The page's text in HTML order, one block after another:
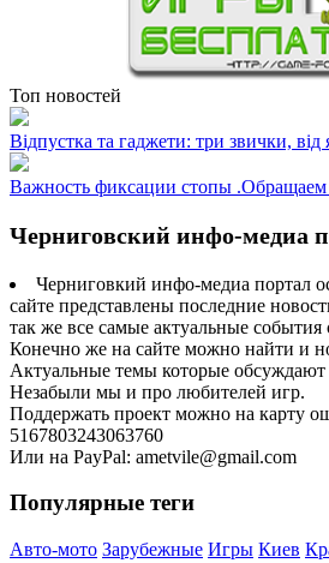
Топ новостей
Відпустка та гаджети: три звички, від
Важность фиксации стопы
Черниговский инфо-медиа
Черниговкий инфо-медиа портал
сайте представлены последние
так же все самые актуальные
Конечно же на сайте можно найти и
Актуальные темы которые обсуждают
Незабыли мы и про любителей игр.
Поддержать проект можно на карту
5167803243063760
Или на PayPal: ametvile@gmail.com
Популярные теги
Авто-мото Зарубежные Игры Киев